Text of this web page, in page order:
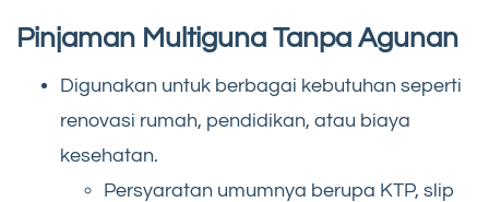
Pinjaman Multiguna Tanpa Agunan
Digunakan untuk berbagai kebutuhan seperti
renovasi rumah, pendidikan, atau biaya
kesehatan.
Persyaratan umumnya berupa KTP, slip